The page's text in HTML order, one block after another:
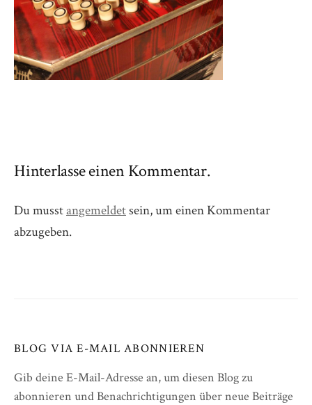
Hinterlasse einen Kommentar.
Du musstangemeldetsein, um einen Kommentar
abzugeben.
BLOG VIA E-MAIL ABONNIEREN
Gib deine E-Mail-Adresse an, um diesen Blog zu
abonnieren und Benachrichtigungen über neue Beiträge